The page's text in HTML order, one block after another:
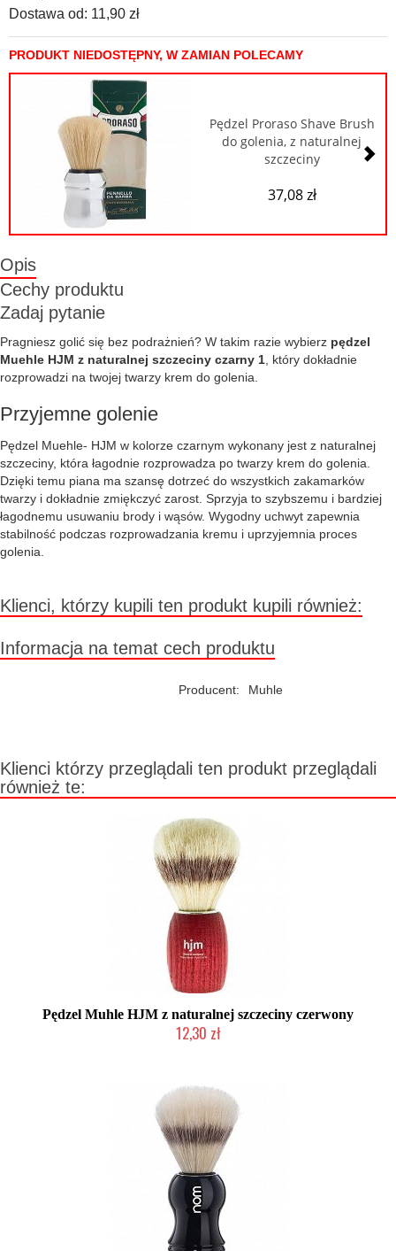
Dostawa od: 11,90 zł
PRODUKT NIEDOSTĘPNY, W ZAMIAN POLECAMY
Pędzel Proraso Shave Brush
do golenia, z naturalnej
szczeciny
37,08 zł
Opis
Cechy produktu
Zadaj pytanie
Pragniesz golić się bez podrażnień? W takim razie wybierz pędzel
Muehle HJM z naturalnej szczeciny czarny 1 , który dokładnie
rozprowadzi na twojej twarzy krem do golenia.
Przyjemne golenie
Pędzel Muehle- HJM w kolorze czarnym wykonany jest z naturalnej
szczeciny, która łagodnie rozprowadza po twarzy krem do golenia.
Dzięki temu piana ma szansę dotrzeć do wszystkich zakamarków
twarzy i dokładnie zmiękczyć zarost. Sprzyja to szybszemu i bardziej
łagodnemu usuwaniu brody i wąsów. Wygodny uchwyt zapewnia
stabilność podczas rozprowadzania kremu i uprzyjemnia proces
golenia.
Klienci, którzy kupili ten produkt kupili również:
Informacja na temat cech produktu
Producent: Muhle
Klienci którzy przeglądali ten produkt przeglądali
również te:
Pędzel Muhle HJM z naturalnej szczeciny czerwony
12,30 zł